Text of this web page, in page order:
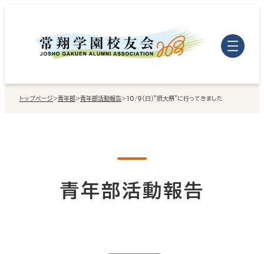
トップページ >青年部>青年部活動報告> 10/9（日）”摂大祭”に行ってきました
青年部活動報告